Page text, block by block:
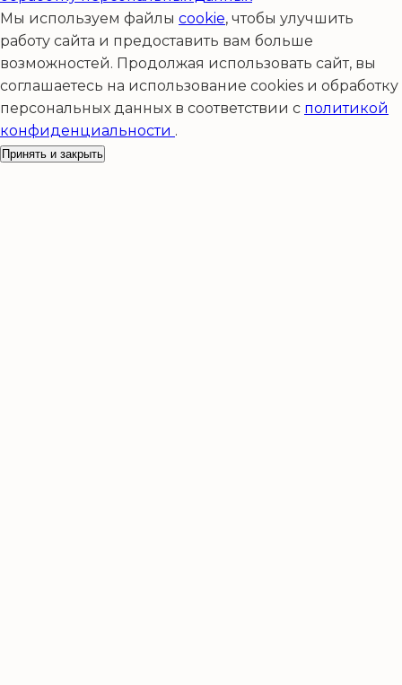
Мы используем файлы cookie, чтобы улучшить
работу сайта и предоставить вам больше
возможностей. Продолжая использовать сайт, вы
соглашаетесь на использование cookies и обработку
персональных данных в соответствии с политикой
конфиденциальности .
Принять и закрыть